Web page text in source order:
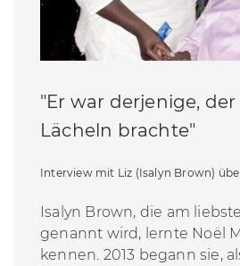
"Er war derjenige,
Lächeln brachte"
Interview mit Liz (Isalyn Brown)
Isalyn Brown, die am
genannt wird, lernte Noël
kennen. 2013 begann sie,